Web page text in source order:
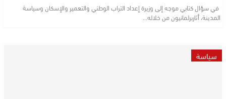
في سؤال كتابي موجه إلى وزيرة إعداد التراب الوطني والتعمير والإسكان وسياسة
المدينة، أثاربرلمانيون من خلاله…
سياسة